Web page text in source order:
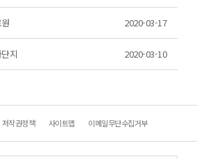
2020-03-17
지 2020-03-10
저작권정책 사이트맵 이메일무단수집거부